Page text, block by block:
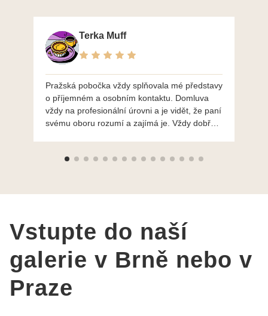
Terka Muff
Pražská pobočka vždy splňovala mé představy
o příjemném a osobním kontaktu. Domluva
vždy na profesionální úrovni a je vidět, že paní
svému oboru rozumí a zajímá je. Vždy dobře a
výběru, jak už bylo napsáno - na požádání
Vstupte do naší
galerie v Brně nebo v
Praze